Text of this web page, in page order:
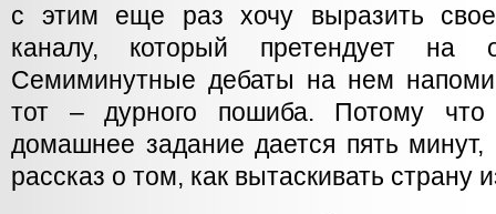
с этим еще раз хочу выразить
каналу, который претендует на
Семиминутные дебаты на нем
тот – дурного пошиба. Потому
домашнее задание дается пять
рассказ о том, как вытаскивать страну